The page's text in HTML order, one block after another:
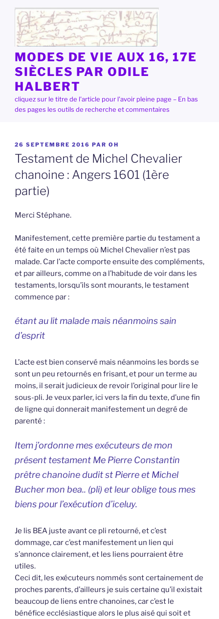
contenu
principal
MODES DE VIE AUX 16, 17E
SIÈCLES PAR ODILE
HALBERT
cliquez sur le titre de l'article pour l'avoir pleine page – En bas
des pages les outils de recherche et commentaires
PUBLIÉ
LE
26 SEPTEMBRE 2016 PAR OH
Testament de Michel Chevalier
chanoine : Angers 1601 (1ère
partie)
Merci Stéphane.
Manifestement, cette première partie du testament a
été faite en un temps où Michel Chevalier n’est pas
malade. Car l’acte comporte ensuite des compléments,
et par ailleurs, comme on a l’habitude de voir dans les
testaments, lorsqu’ils sont mourants, le testament
commence par :
étant au lit malade mais néanmoins sain
d’esprit
L’acte est bien conservé mais néanmoins les bords se
sont un peu retournés en frisant, et pour un terme au
moins, il serait judicieux de revoir l’original pour lire le
sous-pli. Je veux parler, ici vers la fin du texte, d’une fin
de ligne qui donnerait manifestement un degré de
parenté :
Item j’ordonne mes exécuteurs de mon
présent testament Me Pierre Constantin
prêtre chanoine dudit st Pierre et Michel
Bucher mon bea.. (pli) et leur oblige tous mes
biens pour l’exécution d’iceluy.
Je lis BEA juste avant ce pli retourné, et c’est
dommage, car c’est manifestement un lien qui
s’annonce clairement, et les liens pourraient être
utiles.
Ceci dit, les exécuteurs nommés sont certainement de
proches parents, d’ailleurs je suis certaine qu’il existait
beaucoup de liens entre chanoines, car c’est le
bénéfice ecclésiastique alors le plus aisé qui soit et